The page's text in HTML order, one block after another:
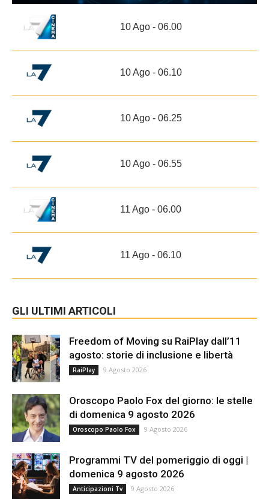
10 Ago - 06.00
10 Ago - 06.10
10 Ago - 06.25
10 Ago - 06.55
11 Ago - 06.00
11 Ago - 06.10
GLI ULTIMI ARTICOLI
Freedom of Moving su RaiPlay dall’11
agosto: storie di inclusione e libertà
RaiPlay 9 Agosto 2026
Oroscopo Paolo Fox del giorno: le stelle
di domenica 9 agosto 2026
Oroscopo Paolo Fox 9 Agosto 2026
Programmi TV del pomeriggio di oggi |
domenica 9 agosto 2026
Anticipazioni Tv 9 Agosto 2026